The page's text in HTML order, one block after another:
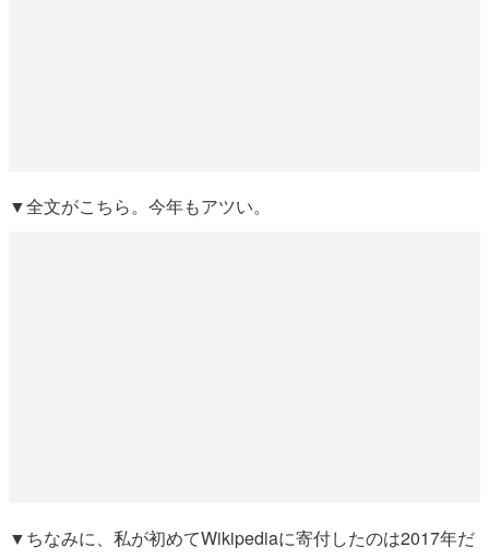
▼全文がこちら。今年もアツい。
▼ちなみに、私が初めてWikipediaに寄付したのは2017年だ